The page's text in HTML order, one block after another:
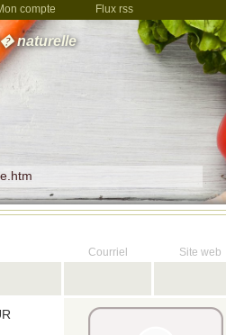
compte Flux rss
naturelle
Courriel Site web